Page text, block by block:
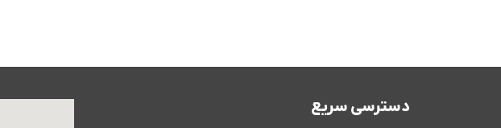
دسترسی سریع